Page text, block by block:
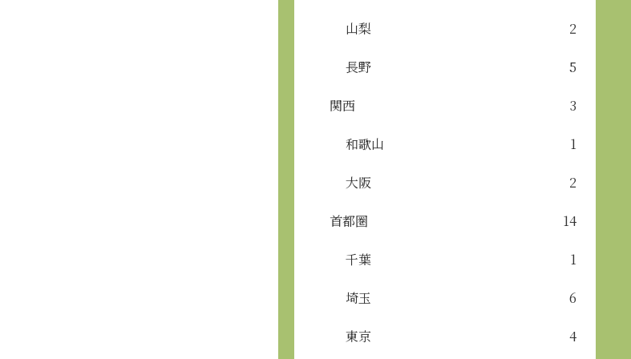
山梨 2
長野 5
関西 3
和歌山 1
大阪 2
首都圏 14
千葉 1
埼玉 6
東京 4